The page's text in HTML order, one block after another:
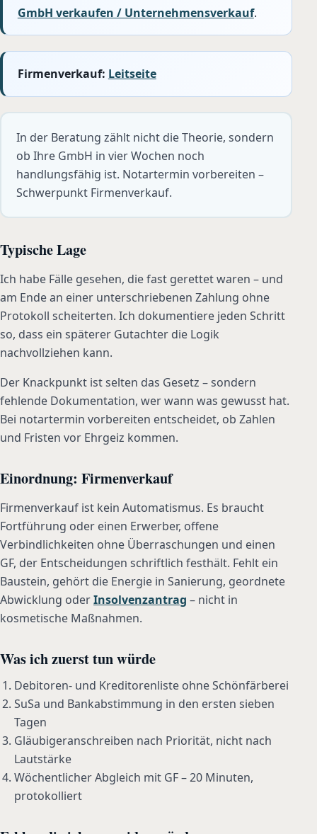
GmbH verkaufen / Unternehmensverkauf.
Firmenverkauf: Leitseite
In der Beratung zählt nicht die Theorie, sondern
ob Ihre GmbH in vier Wochen noch
handlungsfähig ist. Notartermin vorbereiten –
Schwerpunkt Firmenverkauf.
Typische Lage
Ich habe Fälle gesehen, die fast gerettet waren – und
am Ende an einer unterschriebenen Zahlung ohne
Protokoll scheiterten. Ich dokumentiere jeden Schritt
so, dass ein späterer Gutachter die Logik
nachvollziehen kann.
Der Knackpunkt ist selten das Gesetz – sondern
fehlende Dokumentation, wer wann was gewusst hat.
Bei notartermin vorbereiten entscheidet, ob Zahlen
und Fristen vor Ehrgeiz kommen.
Einordnung: Firmenverkauf
Firmenverkauf ist kein Automatismus. Es braucht
Fortführung oder einen Erwerber, offene
Verbindlichkeiten ohne Überraschungen und einen
GF, der Entscheidungen schriftlich festhält. Fehlt ein
Baustein, gehört die Energie in Sanierung, geordnete
Abwicklung oderInsolvenzantrag – nicht in
kosmetische Maßnahmen.
Was ich zuerst tun würde
Debitoren- und Kreditorenliste ohne Schönfärberei
SuSa und Bankabstimmung in den ersten sieben
Tagen
Gläubigeranschreiben nach Priorität, nicht nach
Lautstärke
Wöchentlicher Abgleich mit GF – 20 Minuten,
protokolliert